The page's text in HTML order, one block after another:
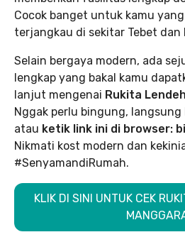
Cocok banget untuk kamu
terjangkau di sekitar Tebet dan
Selain bergaya modern, ada
lengkap yang bakal kamu
lanjut mengenai Rukita
Nggak perlu bingung, langsung
atau ketik link ini di browser:
Nikmati kost modern dan
#SenyamandiRumah.
KLIK DI SINI UNTUK CEK